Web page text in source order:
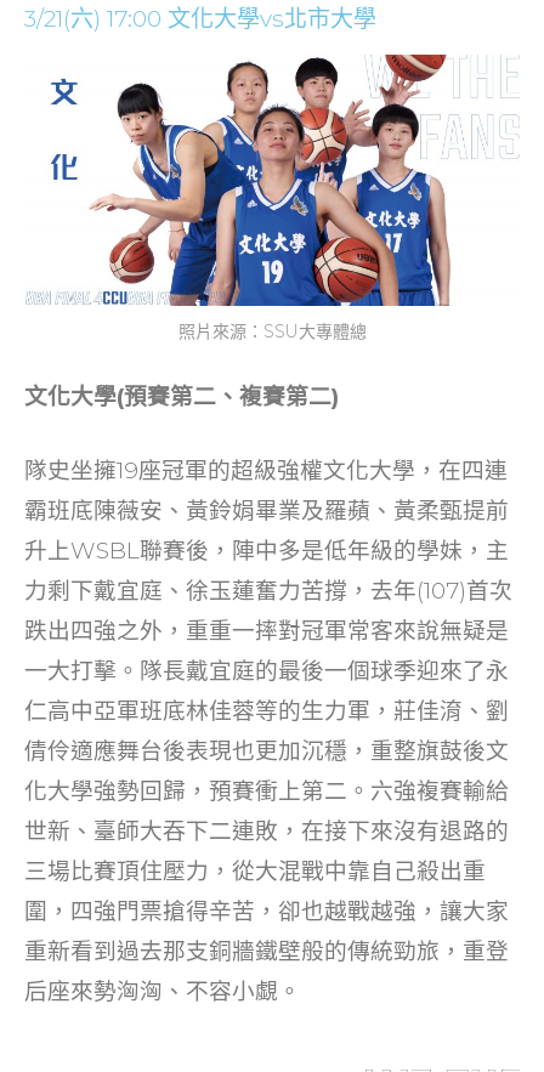
3/21(六) 17:00 文化大學vs北市大學
照片來源：SSU大專體總
文化大學(預賽第二、複賽第二)
隊史坐擁19座冠軍的超級強權文化大學，在四連
霸班底陳薇安、黃鈴娟畢業及羅蘋、黃柔甄提前
升上WSBL聯賽後，陣中多是低年級的學妹，主
力剩下戴宜庭、徐玉蓮奮力苦撐，去年(107)首次
跌出四強之外，重重一摔對冠軍常客來說無疑是
一大打擊。隊長戴宜庭的最後一個球季迎來了永
仁高中亞軍班底林佳蓉等的生力軍，莊佳淯、劉
倩伶適應舞台後表現也更加沉穩，重整旗鼓後文
化大學強勢回歸，預賽衝上第二。六強複賽輸給
世新、臺師大吞下二連敗，在接下來沒有退路的
三場比賽頂住壓力，從大混戰中靠自己殺出重
圍，四強門票搶得辛苦，卻也越戰越強，讓大家
重新看到過去那支銅牆鐵壁般的傳統勁旅，重登
后座來勢洶洶、不容小覷。